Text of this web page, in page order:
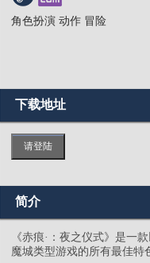
角色扮演 动作 冒险
下载地址
请登陆
简介
《赤痕·：夜之仪式》是一
魔城类型游戏的所有最佳特